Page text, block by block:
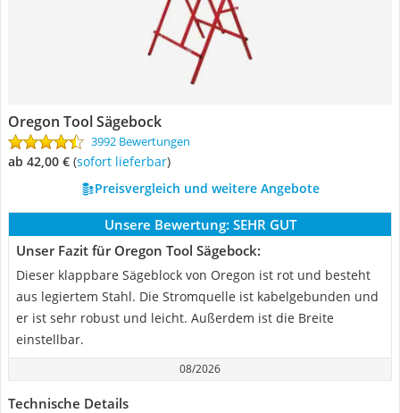
Oregon Tool Sägebock
3992 Bewertungen
ab 42,00 € ( Sofort lieferbar)
Preisvergleich und weitere Angebote
Unsere Bewertung: SEHR GUT
Unser Fazit für Oregon Tool Sägebock:
Dieser klappbare Sägeblock von Oregon ist rot und besteht
aus legiertem Stahl. Die Stromquelle ist kabelgebunden und
er ist sehr robust und leicht. Außerdem ist die Breite
einstellbar.
08/2026
Technische Details